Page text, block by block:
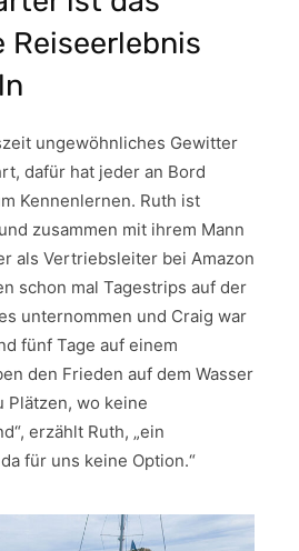
Reiseerlebnis
ungewöhnliches Gewitter
dafür hat jeder an Bord
Kennenlernen. Ruth ist
zusammen mit ihrem Mann
als Vertriebsleiter bei Amazon
schon mal Tagestrips auf der
unternommen und Craig war
fünf Tage auf einem
den Frieden auf dem Wasser
Plätzen, wo keine
erzählt Ruth, „ein
für uns keine Option.“